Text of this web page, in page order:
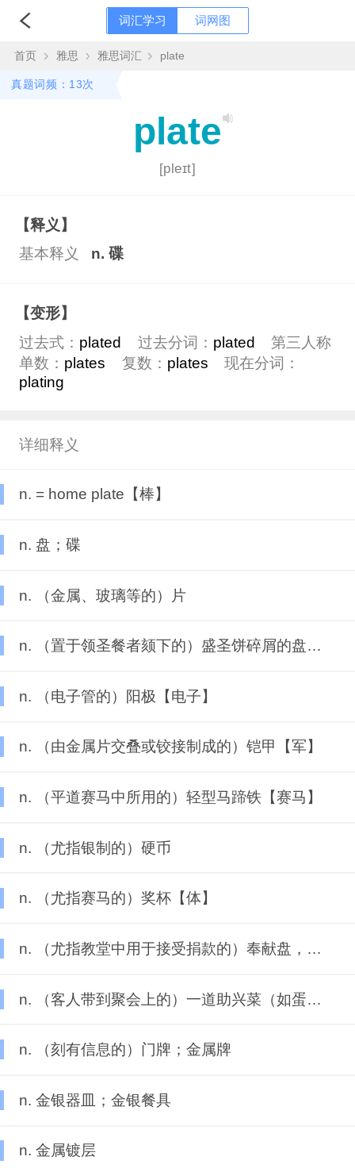
词汇学习 词网图
首页 雅思 雅思词汇 plate
真题词频：13次
plate
[pleɪt]
【释义】
基本释义
n. 碟
【变形】
过去式： plated 过去分词： plated
第三人称
单数： plates 复数： plates
现在分词：
plating
详细释义
n. = home plate【棒】
n. 盘；碟
n. （金属、玻璃等的）片
n. （置于领圣餐者颏下的）盛圣饼碎屑的盘子【宗】
n. （电子管的）阳极【电子】
n. （由金属片交叠或铰接制成的）铠甲【军】
n. （平道赛马中所用的）轻型马蹄铁【赛马】
n. （尤指银制的）硬币
n. （尤指赛马的）奖杯【体】
n. （尤指教堂中用于接受捐款的）奉献盘，捐款盘【宗】
n. （客人带到聚会上的）一道助兴菜（如蛋糕、三明治等）<澳,新西兰>
n. （刻有信息的）门牌；金属牌
n. 金银器皿；金银餐具
n. 金属镀层